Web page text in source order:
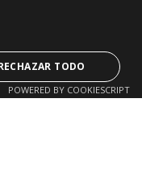
TODO
POWERED BY COOKIESCRIPT